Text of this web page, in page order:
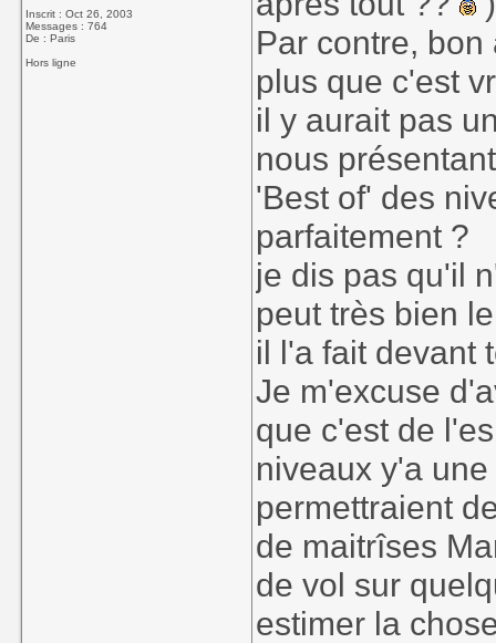
Inscrit : Oct 26, 2003
Messages : 764
De : Paris
Hors ligne
Par contre,
plus que c'est
il y aurait pas
nous
'Best of' des
parfaitement ?
je dis pas qu'il
peut très bien
il l'a fait devant
Je m'excuse
que c'est de
niveaux y'a
permettraient
de maitrîses
de vol sur
estimer la